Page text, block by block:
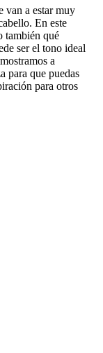
van a estar muy
En este
también qué
ser el tono ideal
a
para que puedas
para otros